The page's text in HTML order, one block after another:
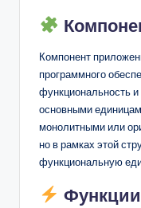
Компонент
программного
функциональность
основными
монолитными или
но в рамках этой
функциональную